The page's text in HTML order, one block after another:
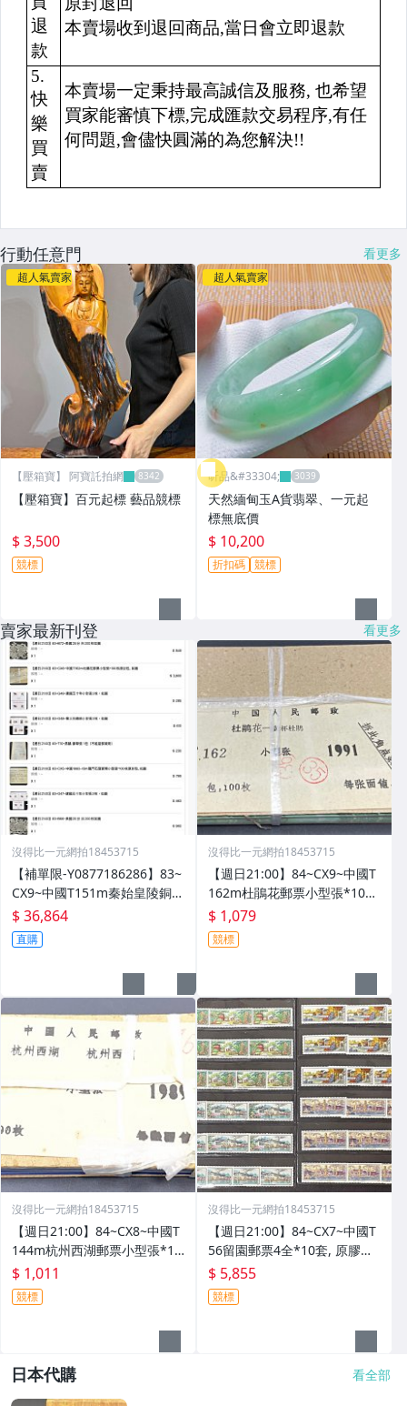
行動任意門 看更多
超人氣賣家
【壓箱寶】 阿寶託拍網
【壓箱寶】百元起標 藝品競標
$ 3,500
競標
超人氣賣家
昕品&#33304;
天然緬甸玉A貨翡翠、一元起
標無底價
$ 10,200
折扣碼 競標
賣家最新刊登 看更多
沒得比一元網拍18453715
【補單限-Y0877186286】83~
CX9~中國T151m秦始皇陵銅車
馬郵票小型張*等如圖
$ 36,864
直購
沒得比一元網拍18453715
【週日21:00】84~CX9~中國T
162m杜鵑花郵票小型張*100
枚原封, 原外包塑膠袋已更換,
如圖
$ 1,079
競標
沒得比一元網拍18453715
【週日21:00】84~CX8~中國T
144m杭州西湖郵票小型張*10
0枚原封, 原外包塑膠袋已更換,
如圖
$ 1,011
競標
沒得比一元網拍18453715
【週日21:00】84~CX7~中國T
56留園郵票4全*10套, 原膠如
圖
$ 5,855
競標
日本代購 看全部